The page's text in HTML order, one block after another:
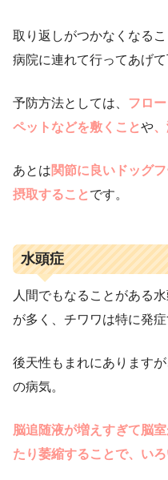
取り返しがつかなくなる
病院に連れて行ってあげて
予防方法としては、 フロ
ペットなどを敷くことや
あとは関節に良いドッグ
摂取すること です。
水頭症
人間でもなることがある
が多く、チワワは特に発
後天性もまれにあります
の病気。
脳追随液が増えすぎて脳
たり萎縮することで、い